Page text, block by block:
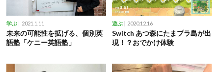
学ぶ 2021.1.11
未来の可能性を拡げる、個別英
語塾「ケニー英語塾」
遊ぶ 2020.12.16
Switch あつ森にたまプラ島が出
現！？おでかけ体験